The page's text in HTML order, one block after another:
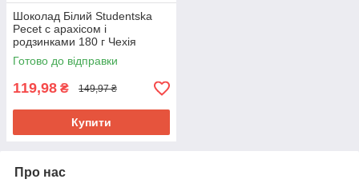
Шоколад Білий Studentska
Pecet c арахісом і
родзинками 180 г Чехія
Готово до відправки
119,98 ₴ 149,97 ₴
Купити
Про нас